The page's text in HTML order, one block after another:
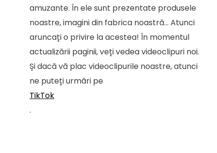
amuzante. În ele sunt prezentate produsele
noastre, imagini din fabrica noastră... Atunci
aruncați o privire la acestea! În momentul
actualizării paginii, veți vedea videoclipuri noi.
Și dacă vă plac videoclipurile noastre, atunci
ne puteți urmări pe
TikTok
.